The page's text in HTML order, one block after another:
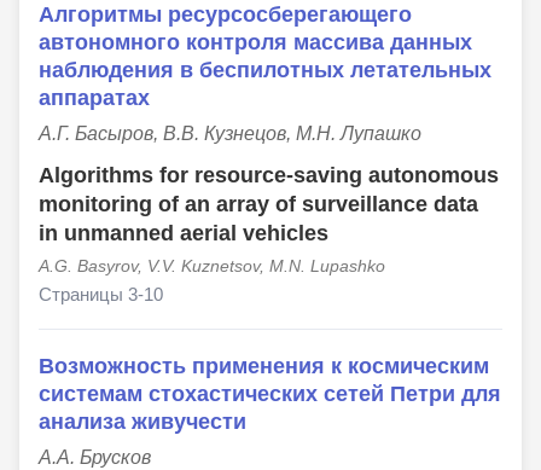
Алгоритмы ресурсосберегающего
автономного контроля массива данных
наблюдения в беспилотных летательных
аппаратах
А.Г. Басыров, В.В. Кузнецов, М.Н. Лупашко
Algorithms for resource-saving autonomous
monitoring of an array of surveillance data
in unmanned aerial vehicles
A.G. Basyrov, V.V. Kuznetsov, M.N. Lupashko
Страницы 3-10
Возможность применения к космическим
системам стохастических сетей Петри для
анализа живучести
А.А. Брусков